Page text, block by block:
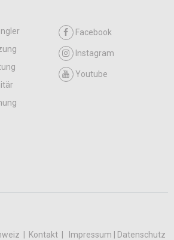
Facebook
Instagram
Youtube
| Kontakt Impressum | Datenschutz